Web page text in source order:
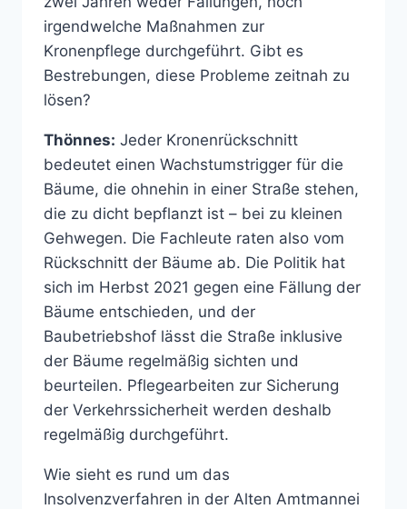
irgendwelche Maßnahmen zur
Kronenpflege durchgeführt. Gibt es
Bestrebungen, diese Probleme zeitnah zu
lösen?
Thönnes: Jeder Kronenrückschnitt
bedeutet einen Wachstumstrigger für die
Bäume, die ohnehin in einer Straße stehen,
die zu dicht bepflanzt ist – bei zu kleinen
Gehwegen. Die Fachleute raten also vom
Rückschnitt der Bäume ab. Die Politik hat
sich im Herbst 2021 gegen eine Fällung der
Bäume entschieden, und der
Baubetriebshof lässt die Straße inklusive
der Bäume regelmäßig sichten und
beurteilen. Pflegearbeiten zur Sicherung
der Verkehrssicherheit werden deshalb
regelmäßig durchgeführt.
Wie sieht es rund um das
Insolvenzverfahren in der Alten Amtmannei